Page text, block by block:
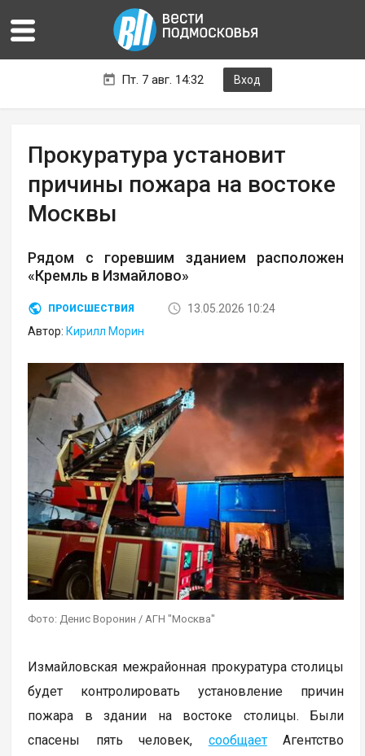
Пт. 7 авг. 14:32 Вход
Прокуратура установит
причины пожара на востоке
Москвы
Рядом с горевшим зданием расположен
«Кремль в Измайлово»
ПРОИСШЕСТВИЯ
13.05.2026 10:24
Автор: Кирилл Морин
Фото: Денис Воронин / АГН "Москва"
Измайловская межрайонная прокуратура столицы
будет контролировать установление причин
пожара в здании на востоке столицы. Были
спасены пять человек, сообщаетАгентство